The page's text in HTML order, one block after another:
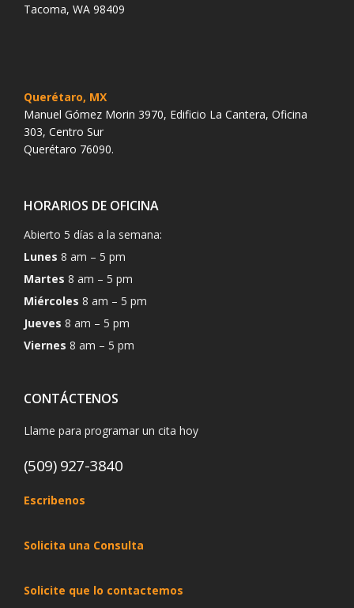
Tacoma, WA 98409
Querétaro, MX
Manuel Gómez Morin 3970, Edificio La Cantera, Oficina
303, Centro Sur
Querétaro 76090.
HORARIOS DE OFICINA
Abierto 5 días a la semana:
Lunes 8 am – 5 pm
Martes 8 am – 5 pm
Miércoles 8 am – 5 pm
Jueves 8 am – 5 pm
Viernes 8 am – 5 pm
CONTÁCTENOS
Llame para programar un cita hoy
(509) 927-3840
Escribenos
Solicita una Consulta
Solicite que lo contactemos